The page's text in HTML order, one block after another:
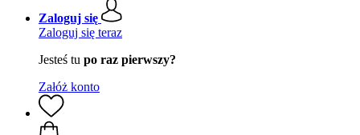
Zaloguj się
Zaloguj się teraz
Jesteś tu po raz pierwszy?
Załóż konto